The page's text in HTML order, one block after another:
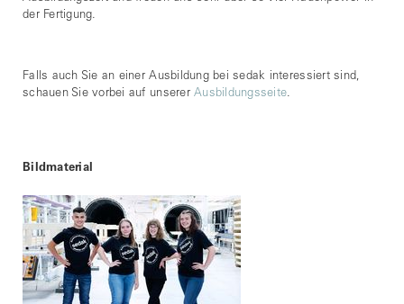
der Fertigung.
Falls auch Sie an einer Ausbildung bei sedak interessiert sind,
schauen Sie vorbei auf unsererAusbildungsseite.
Bildmaterial